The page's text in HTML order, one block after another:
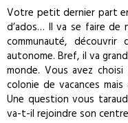
Votre petit dernier part
d’ados… Il va se faire de
communauté,
autonome. Bref, il va
monde. Vous avez choisi
colonie de vacances
Une question vous
va-t-il rejoindre son